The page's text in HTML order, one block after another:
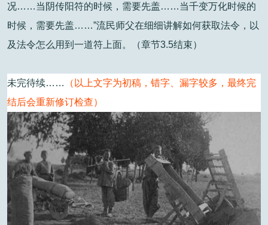
况……当阴传阳符的时候，需要先盖……当千变万化时候的
时候，需要先盖……”流民师父在细细讲解如何获取法令，以
及法令怎么用到一道符上面。（章节3.5结束）
未完待续……
（以上文字为初稿，错字、漏字较多，最终完
结后会重新修订检查）